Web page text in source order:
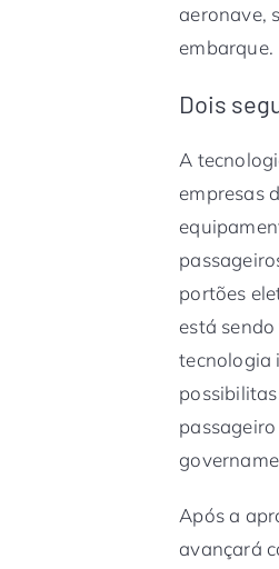
aeronave,
embarque.
Dois
A
empresas
portões
está
tecnologia
Após a
avançará